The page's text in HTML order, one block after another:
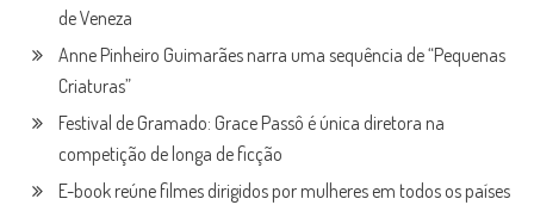
de Veneza
Anne Pinheiro Guimarães narra uma sequência de “Pequenas
Criaturas”
Festival de Gramado: Grace Passô é única diretora na
competição de longa de ficção
E-book reúne filmes dirigidos por mulheres em todos os países